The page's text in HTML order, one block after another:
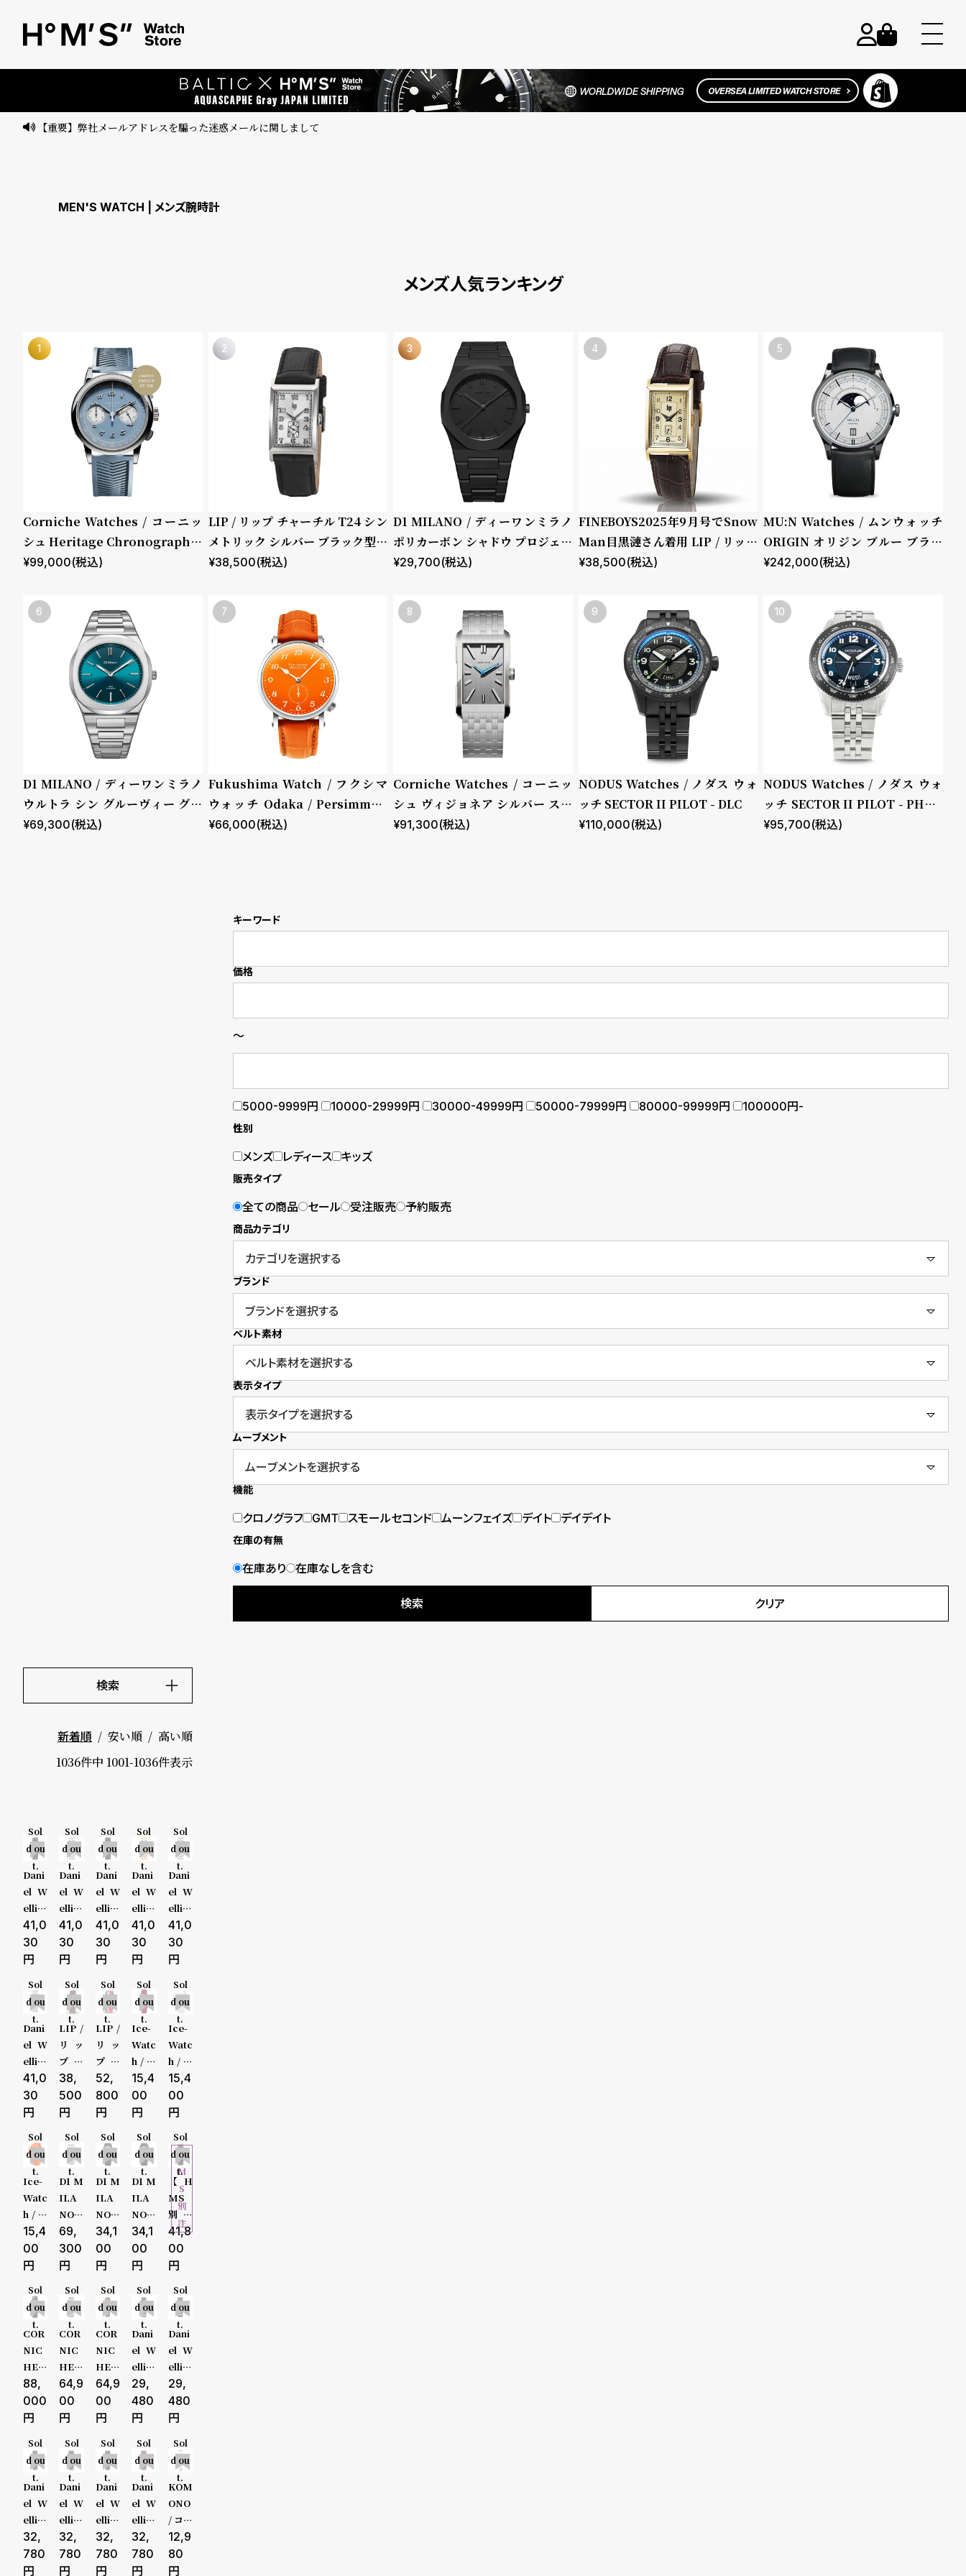
ト
ウ
【重要】弊社メールアドレスを騙った迷惑メールに関しまして
MEN'S WATCH | メンズ腕時計
メンズ人気ランキング
Corniche Watches / コーニッ
シュ Heritage Chronograph V
isage ステンレス
¥99,000(税込)
LIP / リップ チャーチル T24 シン
メトリック シルバー ブラック型押
しレザー
¥38,500(税込)
D1 MILANO / ディーワンミラノ
ポリカーボン シャドウ プロジェク
トシャドウ
¥29,700(税込)
FINEBOYS2025年9月号でSnow
Man目黒漣さん着用 LIP / リップ
チャーチル T18 ゴールド ブラウ
¥38,500(税込)
MU:N Watches / ムンウォッチ
ORIGIN オリジン ブルー ブラッ
ク レザーストラップ
¥242,000(税込)
D1 MILANO / ディーワンミラノ
ウルトラ シン グルーヴィー グリ
ーン
¥69,300(税込)
Fukushima Watch / フクシマ
ウォッチ Odaka / Persimmon
Orenge
¥66,000(税込)
Corniche Watches / コーニッ
シュ ヴィジョネア シルバー ステ
ンレススチールブレスレット
¥91,300(税込)
NODUS Watches / ノダス ウォ
ッチ SECTOR II PILOT - DLC
¥110,000(税込)
NODUS Watches / ノダス ウォ
ッチ SECTOR II PILOT - PHAN
TOM (DLC Bezel)
¥95,700(税込)
キーワード
価格
～
5000-9999円 10000-29999円 30000-49999円 50000-79999円 80000-99999円 100000円-
性別
メンズ レディース キッズ
販売タイプ
全ての商品 セール 受注販売 予約販売
商品カテゴリ
ブランド
ベルト素材
表示タイプ
ムーブメント
機能
クロノグラフ GMT スモールセコンド ムーンフェイズ デイト デイデイト
在庫の有無
在庫あり 在庫なしを含む
検索
999円
10000-2
9999円
30000-
50000-
79999円
80000-
99999円
100000
円-
性別
メンズ
ス
キッズ
販売タイプ
全ての商
セール
受注販売
予約販売
商品カテゴリ ブランド
ベルト素材 表示タイプ
ムーブメント 機能
新着順 安い順
高い順
1036件中 1001-1036件表示
Sol
d ou
t.
Dani
el W
ellin
gton
/ ダニ
エル
リン
トン
アイ
コニ
ック
モー
ショ
ン 40
シル
バー
ブラ
ック
41,0
30
Sol
d ou
t.
Dani
el W
ellin
gton
/ ダニ
エル
リン
トン
アイ
コニ
ック
リン
ク 40
mm
バー
ブラ
ック
41,0
30
Sol
d ou
t.
Dani
el W
ellin
gton
/ ダニ
エル
リン
トン
アイ
コニ
ック
モー
ショ
ン 40
ロー
ズゴ
ール
ド ブ
ラッ
ク
41,0
30
Sol
d ou
t.
Dani
el W
ellin
gton
/ ダニ
エル
リン
トン
アイ
コニ
ック
リン
ク 40
mm
ズゴ
ール
ド ホ
ワイ
ト
41,0
30
Sol
d ou
t.
Dani
el W
ellin
gton
/ ダニ
エル
リン
トン
アイ
コニ
ック
リン
ク 40
mm
バー
ホワ
イト
41,0
30
Sol
d ou
t.
Dani
el W
ellin
gton
/ ダニ
エル
リン
トン
アイ
コニ
ック
リン
ク 36
mm
バー
ホワ
イト
41,0
30
Sol
d ou
t.
LIP /
リッ
プ チ
ャー
チル
T24
ンパ
ン ダ
ーク
ブラ
ウン
レザ
ー
38,
500
Sol
d ou
t.
LIP /
リッ
プ ヒ
マラ
ヤ カ
レッ
ルバ
ー ト
リコ
ロー
ル
52,
800
Sol
d ou
t.
Ice-
Watc
h / ア
イス
ウォ
ッチ
grac
e ア
イス
グレ
ース
グレ
ース
フル
ドミ
ディ
アム
15,4
00
Sol
d ou
t.
Ice-
Watc
h / ア
イス
ウォ
ッチ
colo
ur ア
イス
カラ
ース
ピリ
ット
ミデ
ム
15,4
00
Sol
d ou
t.
Ice-
Watc
h / ア
イス
ウォ
ッチ
colo
ur ア
イス
カラ
ータ
ンゴ
ミデ
ィア
15,4
00
Sol
d ou
t.
D1 M
ILA
NO /
ディ
ーワ
ンミ
ウル
トラ
シン
オー
シャ
ン
69,
300
Sol
d ou
t.
D1 M
ILA
NO /
ディ
ーワ
ンミ
ポリ
カー
ボン
ムー
ング
レイ
ド
34,1
00
Sol
d ou
t.
D1 M
ILA
NO /
ディ
ーワ
ンミ
ポリ
カー
ボン
スペ
ース
グレ
イ
34,1
00
H
M
S
別
注
Sol
d ou
t.
【H
MS
別注
モデ
ル】
MAR
A.B /
マー
チエ
ルエ
ービ
ー セ
ブン
ティ
MS b
espo
ke
41,8
00
Sol
d ou
t.
COR
NIC
HE /
コー
ニッ
シュ
テー
ジ H
erita
ge ク
ロノ
グラ
フ ブ
ラッ
88,
000
Sol
d ou
t.
COR
NIC
HE /
コー
ニッ
シュ
テー
ジ H
erita
ge 3
6 ゴ
ール
ド グ
レー
64,9
00
Sol
d ou
t.
COR
NIC
HE /
コー
ニッ
シュ
テー
ジ H
erita
ge 3
6 ゴ
ール
ド ホ
ワイ
64,9
00
Sol
d ou
t.
Dani
el W
ellin
gton
/ ダニ
エル
リン
トン
36m
m ク
ラシ
ック
ブラ
ック
29,
480
Sol
d ou
t.
Dani
el W
ellin
gton
/ ダニ
エル
リン
トン
40m
m ク
ラシ
ック
ブラ
ック
29,
480
Sol
d ou
t.
Dani
el W
ellin
gton
/ ダニ
エル
32,
780
Sol
d ou
t.
Dani
el W
ellin
gton
/ ダニ
エル
32,
780
Sol
d ou
t.
Dani
el W
ellin
gton
/ ダニ
エル
32,
780
Sol
d ou
t.
Dani
el W
ellin
gton
/ ダニ
エル
32,
780
Sol
d ou
t.
KOM
ONO
/ コモ
ノ マ
グリ
ット
12,9
80